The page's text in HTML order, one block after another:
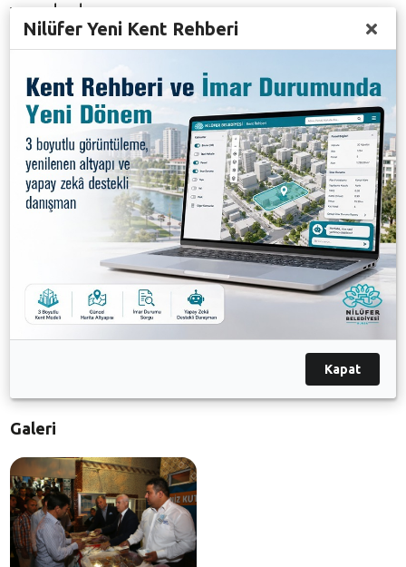
yanındaydı.
Nilüfer Belediyesi Berat Kandili dolayısıyla Çamlıca
Mahallesi Nazif Akkan Camii, Fethiye Merkez Camii ve
Üçevler Camii’nde namaz sonrasında halka tatlı
ikramında bulundu.
Nilüfer Belediye Başkanı Mustafa Bozbey de Sosyal
Destek Hizmetleri Müdürü eşi Seden Bozbey ile
birlikte Çamlıca Mahallesi’nde bulunan Nazif Akkan
Camii’nde vatandaşların Berat Kandili’ni kutlayarak,
Nilüfer Belediyesi Meclis Üyesi Zekeriye Işık ve
Galeri
Nilüfer Yeni Kent Rehberi
Kapat